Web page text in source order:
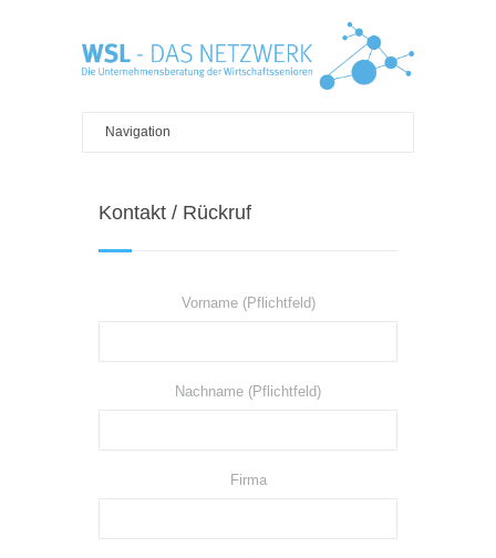
Kontakt / Rückruf
Vorname (Pflichtfeld)
Nachname (Pflichtfeld)
Firma